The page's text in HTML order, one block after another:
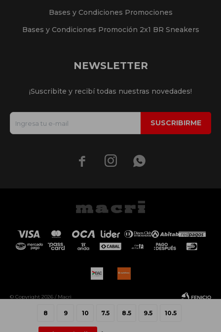
8 9 10 7.5 8.5 9.5 10.5
Bases y Condiciones Promociones
Bases y Condiciones Promoción 2x1 BR Sneakers
NEWSLETTER
¡Suscribite y recibí todas nuestras novedades!
SUSCRIBIRME
  
© Copyright 2026 / Macri